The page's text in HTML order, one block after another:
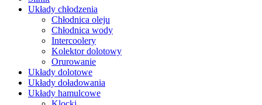
Układy chłodzenia
Chłodnica oleju
Chłodnica wody
Intercoolery
Kolektor dolotowy
Orurowanie
Układy dolotowe
Układy doładowania
Układy hamulcowe